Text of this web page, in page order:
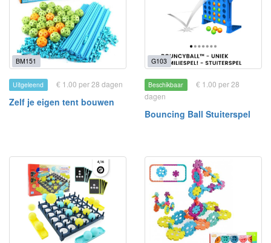
BM151
Uitgeleend € 1.00 per 28 dagen
Zelf je eigen tent bouwen
G103
Beschikbaar
€ 1.00 per 28
dagen
Bouncing Ball Stuiterspel